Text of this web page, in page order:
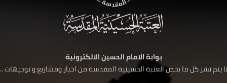
بوابة الامام الحسين الالكترونية
يتم نشر كل ما يخص العتبة الحسينية المقدسة من اخبار ومشاريع و توجيهات